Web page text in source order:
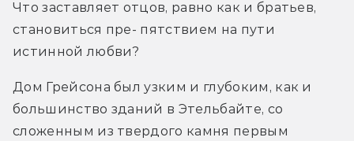
Что заставляет отцов, равно как и братьев,
становиться пре- пятствием на пути
истинной любви?
Дом Грейсона был узким и глубоким, как и
большинство зданий в Этельбайте, со
сложенным из твердого камня первым